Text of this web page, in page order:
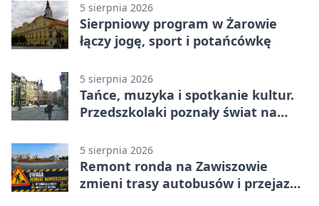
5 sierpnia 2026
Sierpniowy program w Żarowie
łączy jogę, sport i potańcówkę
5 sierpnia 2026
Tańce, muzyka i spotkanie kultur.
Przedszkolaki poznały świat na
5 sierpnia 2026
Remont ronda na Zawiszowie
zmieni trasy autobusów i przejazd